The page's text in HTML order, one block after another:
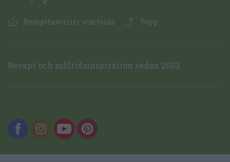
Receptfavoriter startsida Topp
Recept och måltidsinspiration sedan 2003.